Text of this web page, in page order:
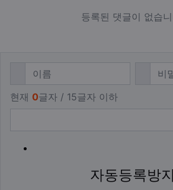
등록된 댓글이 없습
댓글쓰기
필수 비밀번호
현재 0글자 / 15글자 이하
자동등록방지